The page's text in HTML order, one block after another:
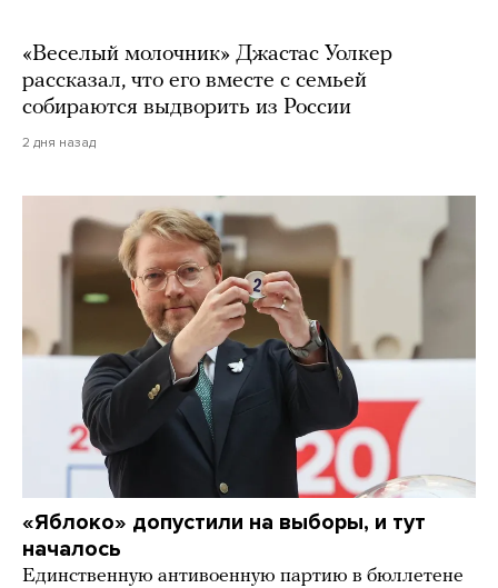
«Веселый молочник» Джастас Уолкер
рассказал, что его вместе с семьей
собираются выдворить из России
2 дня назад
«Яблоко» допустили на выборы, и тут
началось
Единственную антивоенную партию в бюллетене